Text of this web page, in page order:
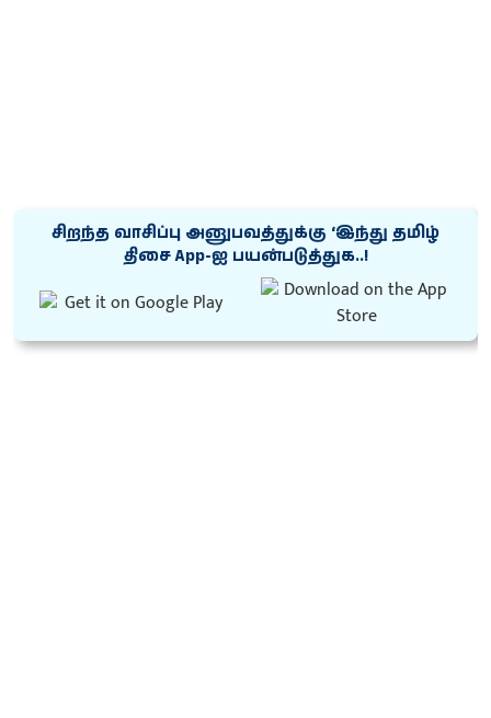
சிறந்த வாசிப்பு அனுபவத்துக்கு ‘இந்து தமிழ்
திசை App-ஐ பயன்படுத்துக..!